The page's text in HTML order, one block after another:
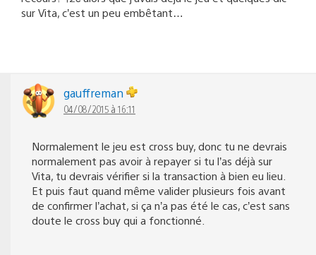
sur Vita, c’est un peu embêtant…
gauffreman
04/08/2015 à 16:11
Normalement le jeu est cross buy, donc tu ne devrais
normalement pas avoir à repayer si tu l’as déjà sur
Vita, tu devrais vérifier si la transaction à bien eu lieu.
Et puis faut quand même valider plusieurs fois avant
de confirmer l’achat, si ça n’a pas été le cas, c’est sans
doute le cross buy qui a fonctionné.